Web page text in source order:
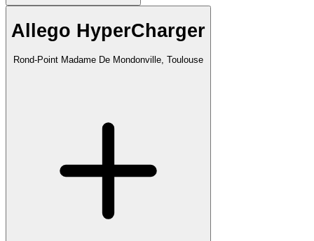
Allego HyperCharger
Rond-Point Madame De Mondonville, Toulouse